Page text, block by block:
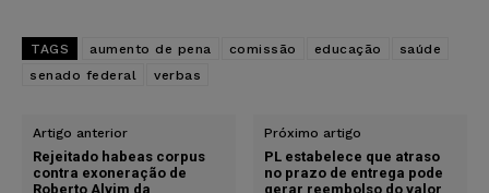
TAGS aumento de pena comissão educação
saúde
senado federal
verbas
Artigo anterior
Rejeitado habeas corpus
contra exoneração de
Roberto Alvim da
Próximo artigo
PL estabelece que atraso
no prazo de entrega pode
gerar reembolso do valor